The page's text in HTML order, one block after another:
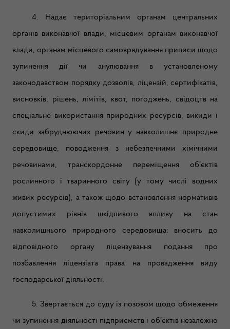
4. Надає територіальним органам центральних
органів виконавчої влади, місцевим органам виконавчої
влади, органам місцевого самоврядування приписи щодо
зупинення дії чи анулювання в установленому
законодавством порядку дозволів, ліцензій, сертифікатів,
висновків, рішень, лімітів, квот, погоджень, свідоцтв на
спеціальне використання природних ресурсів, викиди і
скиди забруднюючих речовин у навколишнє природне
середовище, поводження з небезпечними хімічними
речовинами, транскордонне переміщення об’єктів
рослинного і тваринного світу (у тому числі водних
живих ресурсів), а також щодо встановлення нормативів
допустимих рівнів шкідливого впливу на стан
навколишнього природного середовища; вносить до
відповідного органу ліцензування подання про
позбавлення ліцензіата права на провадження виду
господарської діяльності.
5. Звертається до суду із позовом щодо обмеження
чи зупинення діяльності підприємств і об’єктів незалежно